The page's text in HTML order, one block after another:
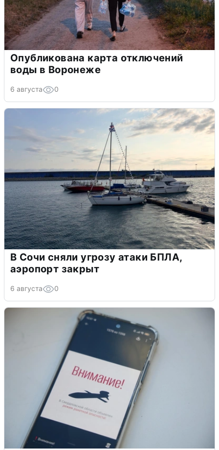
Опубликована карта отключений
воды в Воронеже
6 августа 0
В Сочи сняли угрозу атаки БПЛА,
аэропорт закрыт
6 августа 0